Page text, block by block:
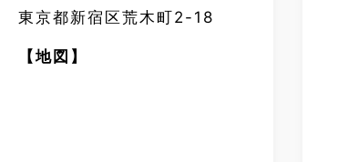
東京都新宿区荒木町2-18
【地図】